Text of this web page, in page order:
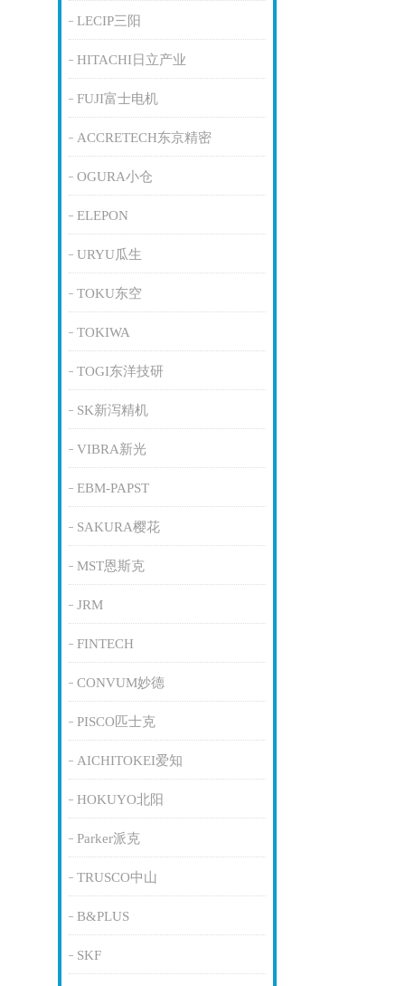
LECIP三阳
HITACHI日立产业
FUJI富士电机
ACCRETECH东京精密
OGURA小仓
ELEPON
URYU瓜生
TOKU东空
TOKIWA
TOGI东洋技研
SK新泻精机
VIBRA新光
EBM-PAPST
SAKURA樱花
MST恩斯克
JRM
FINTECH
CONVUM妙德
PISCO匹士克
AICHITOKEI爱知
HOKUYO北阳
Parker派克
TRUSCO中山
B&PLUS
SKF